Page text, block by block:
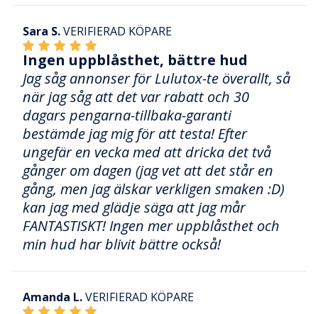
Sara S.VERIFIERAD KÖPARE
Ingen uppblåsthet, bättre hud
Jag såg annonser för Lulutox-te överallt, så
när jag såg att det var rabatt och 30
dagars pengarna-tillbaka-garanti
bestämde jag mig för att testa! Efter
ungefär en vecka med att dricka det två
gånger om dagen (jag vet att det står en
gång, men jag älskar verkligen smaken :D)
kan jag med glädje säga att jag mår
FANTASTISKT! Ingen mer uppblåsthet och
min hud har blivit bättre också!
Amanda L.VERIFIERAD KÖPARE